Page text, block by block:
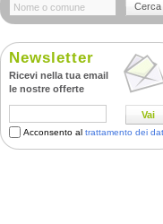
Cerca
Newsletter
Ricevi nella tua email
le nostre offerte
Vai
Acconsento al trattamento dei